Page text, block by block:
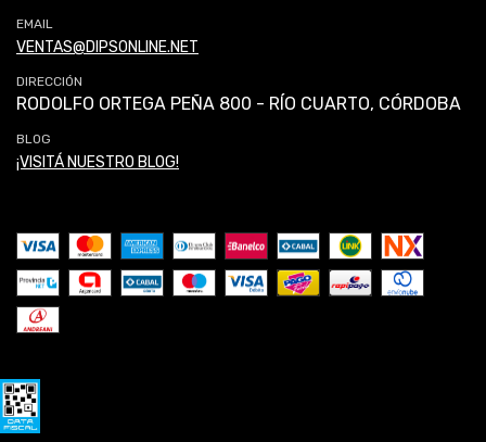
EMAIL
VENTAS@DIPSONLINE.NET
DIRECCIÓN
RODOLFO ORTEGA PEÑA 800 - RÍO CUARTO, CÓRDOBA
BLOG
¡VISITÁ NUESTRO BLOG!